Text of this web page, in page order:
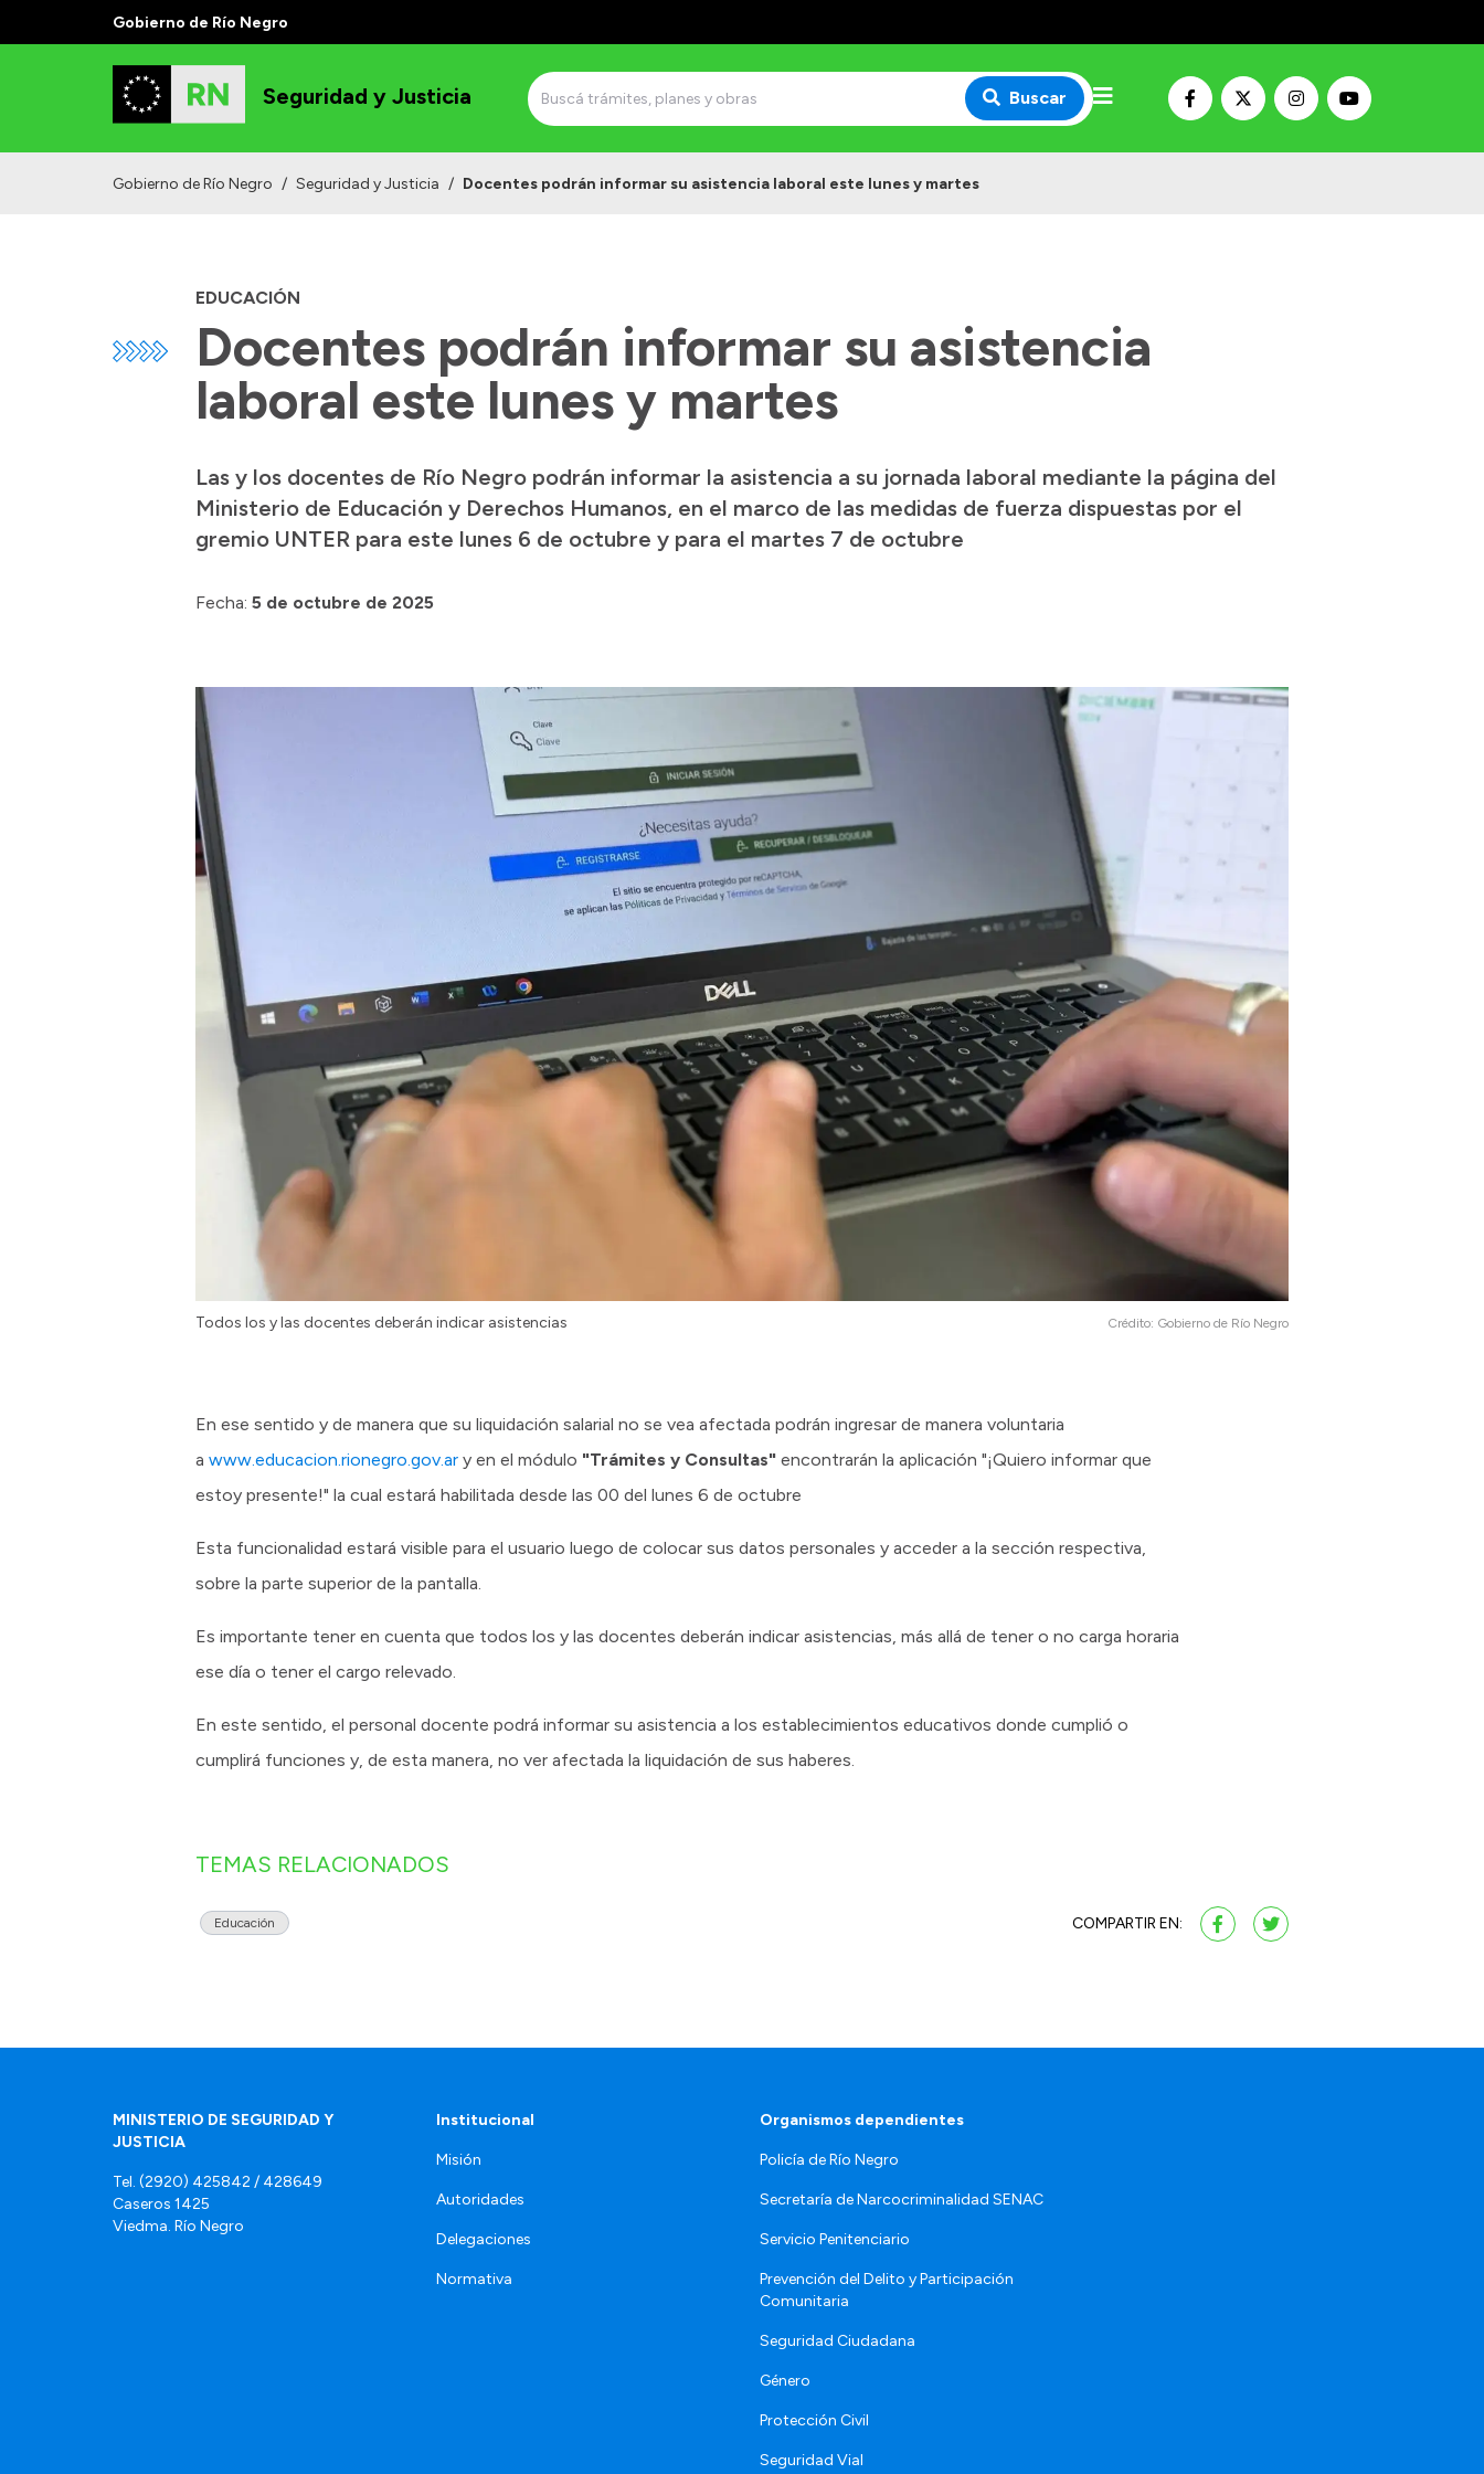
Gobierno de Río Negro
Seguridad y Justicia Buscar
Gobierno de Río Negro / Seguridad y Justicia / Docentes podrán informar su asistencia laboral este lunes y martes
EDUCACIÓN
Docentes podrán informar su asistencia
laboral este lunes y martes
Las y los docentes de Río Negro podrán informar la asistencia a su jornada laboral mediante la página del
Ministerio de Educación y Derechos Humanos, en el marco de las medidas de fuerza dispuestas por el
gremio UNTER para este lunes 6 de octubre y para el martes 7 de octubre
Fecha: 5 de octubre de 2025
Todos los y las docentes deberán indicar asistencias Crédito: Gobierno de Río Negro
En ese sentido y de manera que su liquidación salarial no se vea afectada podrán ingresar de manera voluntaria
a www.educacion.rionegro.gov.ar y en el módulo "Trámites y Consultas" encontrarán la aplicación "¡Quiero informar que
estoy presente!" la cual estará habilitada desde las 00 del lunes 6 de octubre
Esta funcionalidad estará visible para el usuario luego de colocar sus datos personales y acceder a la sección respectiva,
sobre la parte superior de la pantalla.
Es importante tener en cuenta que todos los y las docentes deberán indicar asistencias, más allá de tener o no carga horaria
ese día o tener el cargo relevado.
En este sentido, el personal docente podrá informar su asistencia a los establecimientos educativos donde cumplió o
cumplirá funciones y, de esta manera, no ver afectada la liquidación de sus haberes.
TEMAS RELACIONADOS
Educación COMPARTIR EN:
MINISTERIO DE SEGURIDAD Y
JUSTICIA
Tel. (2920) 425842 / 428649
Caseros 1425
Viedma. Río Negro
Institucional
Misión
Autoridades
Delegaciones
Normativa
Organismos dependientes
Policía de Río Negro
Secretaría de Narcocriminalidad SENAC
Servicio Penitenciario
Prevención del Delito y Participación
Comunitaria
Seguridad Ciudadana
Género
Protección Civil
Seguridad Vial